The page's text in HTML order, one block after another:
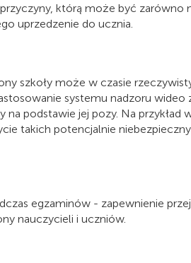
którą może być zarówno
uprzedzenie do ucznia.
szkoły może w czasie
systemu nadzoru wideo
podstawie jej pozy. Na przykład
takich potencjalnie
egzaminów - zapewnienie
nauczycieli i uczniów.